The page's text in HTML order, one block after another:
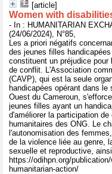
[article]
Women with
- In : HUMANITARIAN
(24/06/2024), N°85,
Les a priori négatifs
des jeunes filles
constituent un préjudice
de conflit. L'Association
(CAVP), qui est la seule
handicapées opérant dans
Ouest du Cameroun,
jeunes filles ayant un
d'améliorer la participation
humanitaires des ONG. Le
l'autonomisation des
de la violence liée au genre,
sexuelle et reproductive,
https://odihpn.org/
humanitarian-action/